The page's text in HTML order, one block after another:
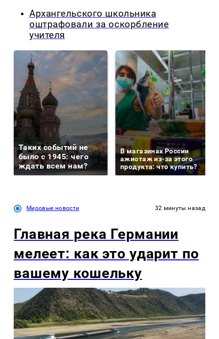
Архангельского школьника
оштрафовали за оскорбление
учителя
Таких событий не
было с 1945: чего
ждать всем нам?
В магазинах России
ажиотаж из-за этого
продукта: что купить?
Мировые новости 32 минуты назад
Главная река Германии
мелеет: как это ударит по
вашему кошельку